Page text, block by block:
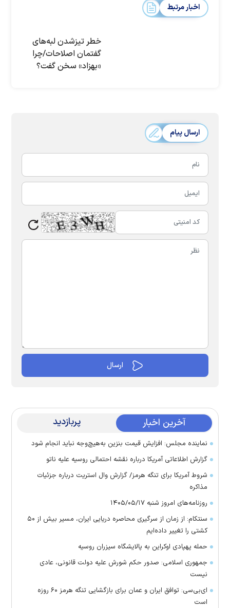
اخبار مرتبط
خطر تیز‌شدن لبه‌های
گفتمان اصلاحات/چرا
«بهزاد» سخن گفت؟
ارسال پیام
آخرین اخبار پربازدید
نماینده مجلس: افزایش قیمت بنزین به‌هیچ‌وجه نباید انجام شود
گزارش اطلاعاتی آمریکا درباره نقشه احتمالی روسیه علیه ناتو
شروط آمریکا برای تنگه هرمز/ گزارش وال استریت درباره جزئیات
مذاکره
روزنامه‌های امروز شنبه ۱۴۰۵/۰۵/۱۷
سنتکام: از زمان از سرگیری محاصره دریایی ایران، مسیر بیش از ۵۰
کشتی را تغییر داده‌ایم
حمله پهپادی اوکراین به پالایشگاه سیزران روسیه
جمهوری اسلامی: صدور حکم شورش علیه دولت قانونی، عادی
نیست
ای‌بی‌سی: توافق ایران و عمان برای بازگشایی تنگه هرمز ۶۰ روزه
است